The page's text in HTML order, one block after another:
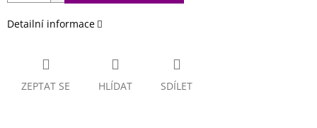
Detailní informace
ZEPTAT SE HLÍDAT SDÍLET